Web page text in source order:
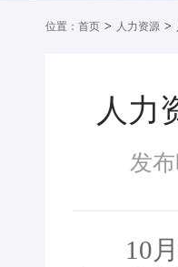
位置： 首页 > 人力资源 >
人力
发
10月